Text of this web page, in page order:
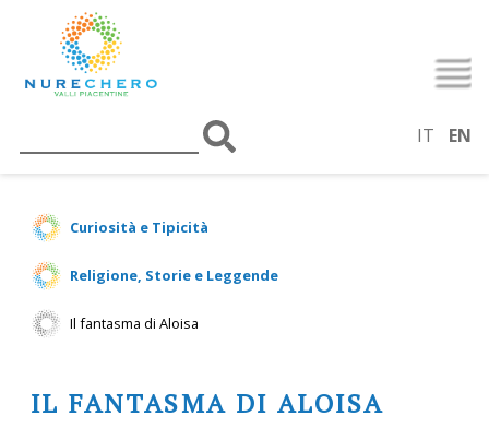
IT EN
Curiosità e Tipicità
Religione, Storie e Leggende
Il fantasma di Aloisa
IL FANTASMA DI ALOISA